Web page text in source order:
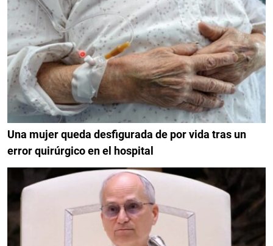
Una mujer queda desfigurada de por vida tras un
error quirúrgico en el hospital